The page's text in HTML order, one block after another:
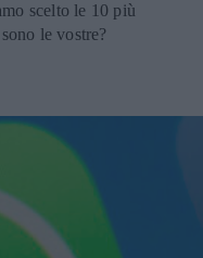
scelto le 10 più
le vostre?